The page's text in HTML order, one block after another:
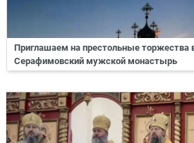
Приглашаем на престольные торжества
Серафимовский мужской монастырь